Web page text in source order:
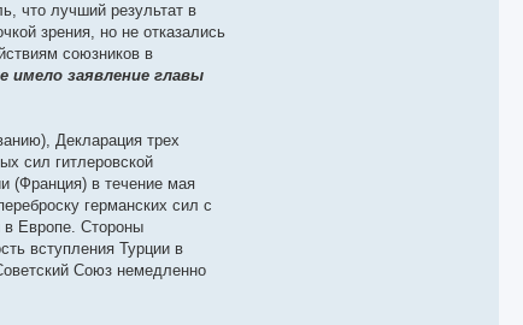
что лучший результат в
зрения, но не отказались
союзников в
имело заявление главы
Декларация трех
сил гитлеровской
(Франция) в течение мая
германских сил с
в Европе. Стороны
вступления Турции в
Союз немедленно